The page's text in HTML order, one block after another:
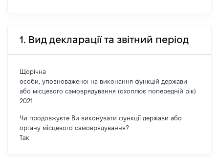
1. Вид декларації та звітний період
Щорічна
особи, уповноваженої на виконання функцій держави
або місцевого самоврядування (охоплює попередній рік)
2021
Чи продовжуєте Ви виконувати функції держави або
органу місцевого самоврядування?
Так